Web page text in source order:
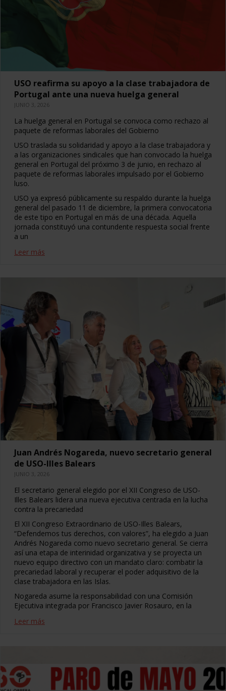
USO reafirma su apoyo a la clase trabajadora de
Portugal ante una nueva huelga general
JUNIO 3, 2026
La huelga general en Portugal se convoca como rechazo al
paquete de reformas laborales del Gobierno
USO traslada su solidaridad y apoyo a la clase trabajadora y
a las organizaciones sindicales que han convocado la huelga
general en Portugal del próximo 3 de junio, en rechazo al
paquete de reformas laborales impulsado por el Gobierno
luso.
USO ya expresó públicamente su respaldo durante la huelga
general del pasado 11 de diciembre, la primera convocatoria
de este tipo en Portugal en más de una década. Aquella
jornada constituyó una contundente respuesta social frente
a un
Leer más
Juan Andrés Nogareda, nuevo secretario general
de USO-Illes Balears
JUNIO 3, 2026
El secretario general elegido por el XII Congreso de USO-
Illes Balears lidera una nueva ejecutiva centrada en la lucha
contra la precariedad
El XII Congreso Extraordinario de USO-Illes Balears,
“Defendemos tus derechos, con valores”, ha elegido a Juan
Andrés Nogareda como nuevo secretario general. Se cierra
así una etapa de interinidad organizativa y se proyecta un
nuevo equipo directivo con un mandato claro: combatir la
precariedad laboral y recuperar el poder adquisitivo de la
clase trabajadora en las Islas.
Nogareda asume la responsabilidad con una Comisión
Ejecutiva integrada por Francisco Javier Rosauro, en la
Leer más